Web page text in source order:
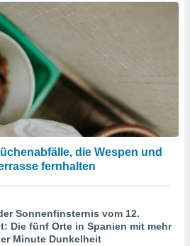
die Wespen und
fernhalten
Sonnenfinsternis vom 12.
Die fünf Orte in Spanien mit mehr
Minute Dunkelheit